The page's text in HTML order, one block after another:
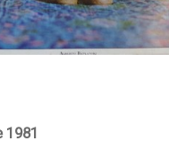
1981